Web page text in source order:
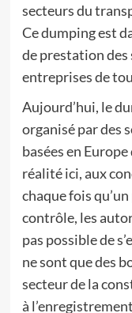
secteurs du
Ce dumping est
de prestation des
entreprises de
Aujourd’hui, le
organisé par des
basées en
réalité ici, aux
chaque fois
contrôle, les
pas possible de
ne sont que des
secteur de la
à